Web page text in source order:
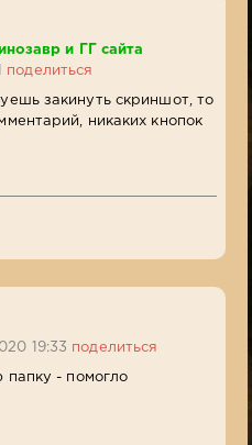
и ГГ сайта
поделиться
закинуть скриншот, то
никаких кнопок
19:33 поделиться
папку - помогло